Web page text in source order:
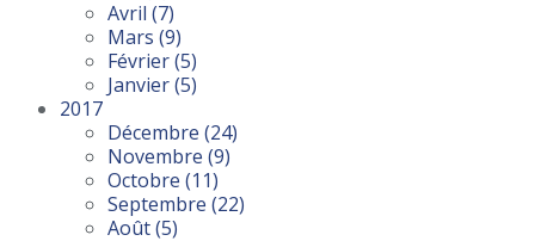
Avril (7)
Mars (9)
Février(5)
Janvier(5)
2017
Décembre (24)
Novembre (9)
Octobre (11)
Septembre (22)
Août(5)